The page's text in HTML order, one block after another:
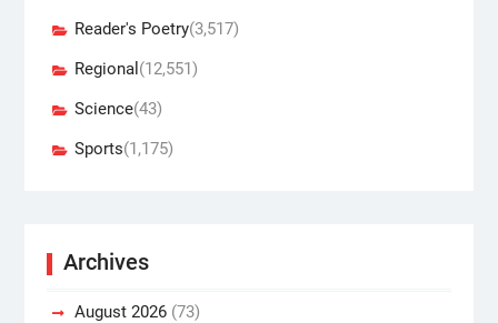
Reader's Poetry(3,517)
Regional (12,551)
Science(43)
Sports(1,175)
Archives
August 2026(73)